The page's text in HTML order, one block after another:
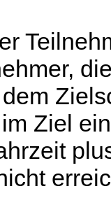
Ziel